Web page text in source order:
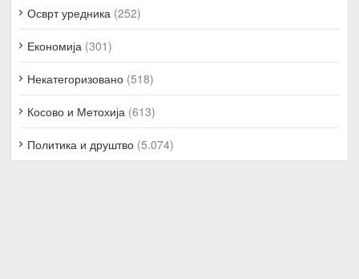
Осврт уредника (252)
Економија (301)
Некатегоризовано (518)
Косово и Метохија (613)
Политика и друштво (5.074)